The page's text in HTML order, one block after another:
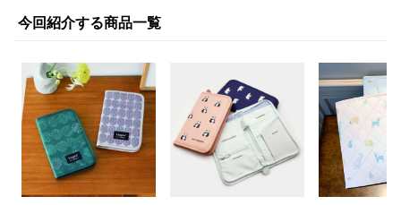
今回紹介する商品一覧